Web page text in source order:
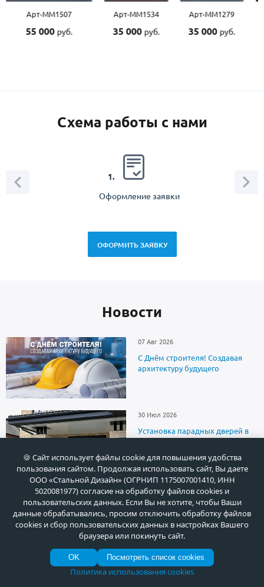
Арт-ММ1507
55 000 руб.
Арт-ММ1534
35 000 руб.
Арт-ММ1279
35 000 руб.
Схема работы с нами
1.
Оформление заявки
ОФОРМИТЬ ЗАЯВКУ
Новоcти
07 Авг 2026
С Днём строителя! Создавая
архитектуру будущего
30 Июл 2026
Установка парадных дверей в
О продукции
Доставка
🍪 Сайт использует файлы cookie для повышения удобства
пользования сайтом. Продолжая использовать сайт, Вы даете
ООО «Стальной Дизайн» (ОГРНИП 1175007001410, ИНН
5020081977) согласие на обработку файлов cookies и
пользовательских данных. Если Вы не хотите, чтобы Ваши
данные обрабатывались, просим отключить обработку файлов
cookies и сбор пользовательских данных в настройках Вашего
браузера или покинуть сайт.
OK Посмотреть список cookies
Политика использования cookies